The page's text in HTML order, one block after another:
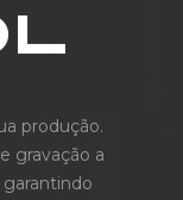
produção.
gravação a